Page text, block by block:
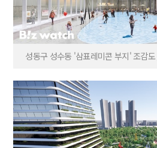
성동구 성수동 '삼표레미콘 부지' 조감